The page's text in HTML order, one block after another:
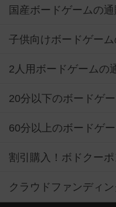
国産ボードゲームの
子供向けボードゲー
2人用ボードゲームの
20分以下のボードゲ
60分以上のボードゲ
割引購入！ボドクー
クラウドファンディ